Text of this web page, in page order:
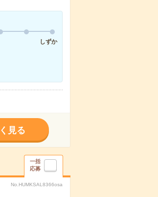
しずか
見る
一括
応募
No.HUMKSAL8366osa